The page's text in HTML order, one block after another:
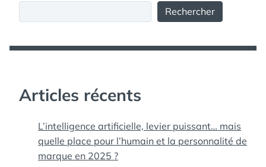
Rechercher
Articles récents
L’intelligence artificielle, levier puissant… mais
quelle place pour l’humain et la personnalité de
marque en 2025 ?